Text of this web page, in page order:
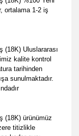
ortalama 1-2 iş
(18K) Uluslararası
kalite kontrol
tarihinden
sunulmaktadır.
(18K) ürünümüz
titizlikle